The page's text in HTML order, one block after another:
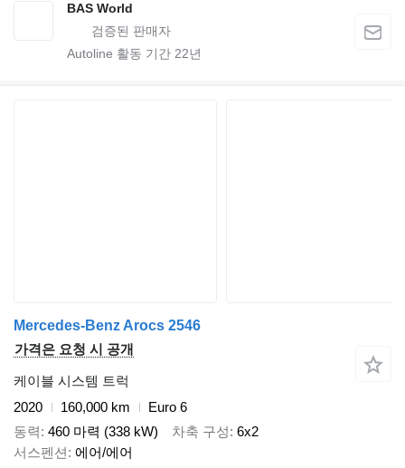
BAS World
Autoline 활동 기간 22년
Mercedes-Benz Arocs 2546
가격은 요청 시 공개
케이블 시스템 트럭
2020
160,000 km
Euro 6
동력 460 마력 (338 kW) 차축 구성 6x2
서스펜션 에어/에어